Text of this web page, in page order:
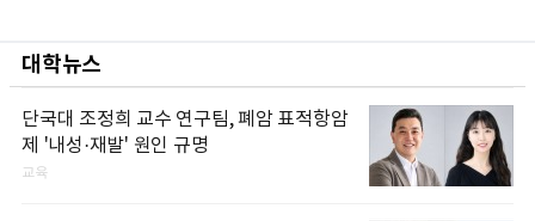
대학뉴스
단국대 조정희 교수 연구팀, 폐암 표적항암
제 '내성·재발' 원인 규명
교육